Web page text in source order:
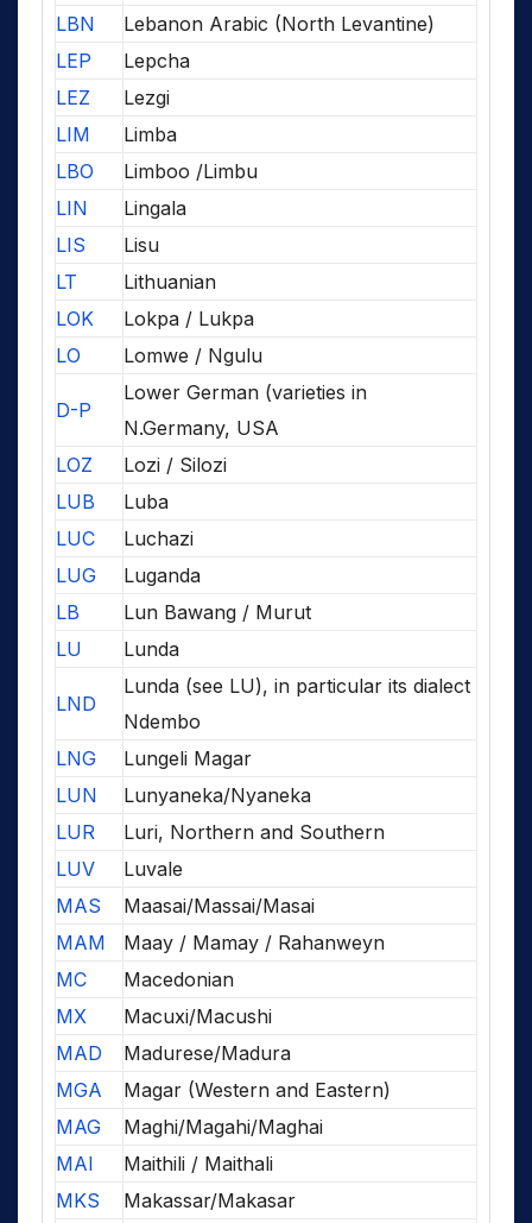
LBN
Lebanon Arabic (North Levantine)
LEP
Lepcha
LEZ
Lezgi
LIM
Limba
LBO
Limboo /Limbu
LIN
Lingala
LIS
Lisu
LT
Lithuanian
LOK
Lokpa / Lukpa
LO
Lomwe / Ngulu
D-P
Lower German (varieties in
N.Germany, USA
LOZ
Lozi / Silozi
LUB
Luba
LUC
Luchazi
LUG
Luganda
LB
Lun Bawang / Murut
LU
Lunda
LND
Lunda (see LU), in particular its dialect
Ndembo
LNG
Lungeli Magar
LUN
Lunyaneka/Nyaneka
LUR
Luri, Northern and Southern
LUV
Luvale
MAS
Maasai/Massai/Masai
MAM
Maay / Mamay / Rahanweyn
MC
Macedonian
MX
Macuxi/Macushi
MAD
Madurese/Madura
MGA
Magar (Western and Eastern)
MAG
Maghi/Magahi/Maghai
MAI
Maithili / Maithali
MKS
Makassar/Makasar